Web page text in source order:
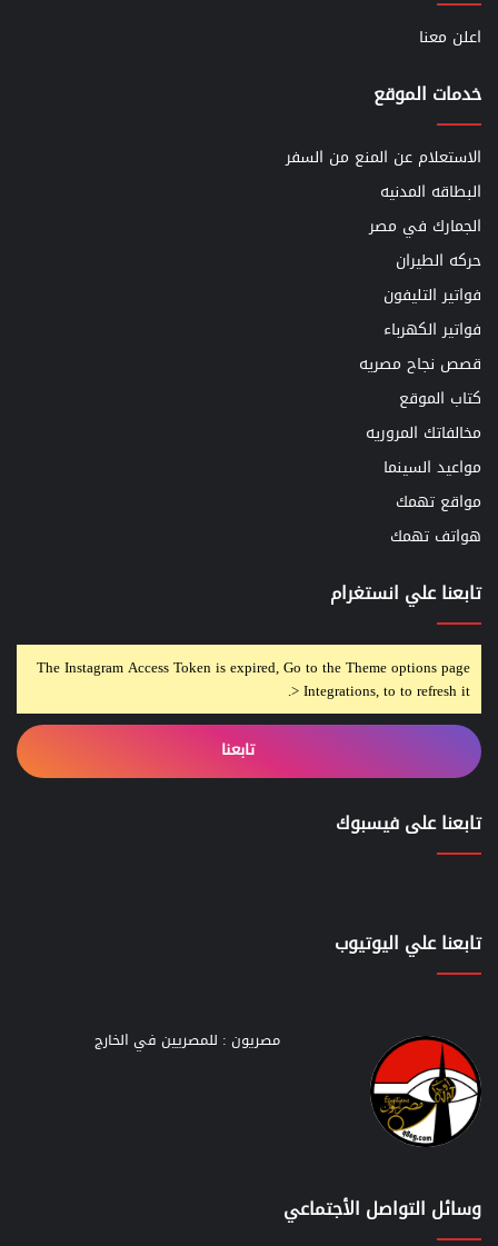
اعلن معنا
خدمات الموقع
الاستعلام عن المنع من السفر
البطاقه المدنيه
الجمارك في مصر
حركه الطيران
فواتير التليفون
فواتير الكهرباء
قصص نجاح مصريه
كتاب الموقع
مخالفاتك المروريه
مواعيد السينما
مواقع تهمك
هواتف تهمك
تابعنا علي انستغرام
The Instagram Access Token is expired, Go to the Theme options page
> Integrations, to to refresh it.
تابعنا
تابعنا على فيسبوك
تابعنا علي اليوتيوب
مصريون : للمصريين في الخارج
وسائل التواصل الأجتماعي